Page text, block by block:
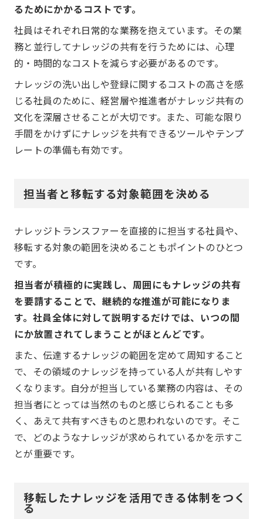
るためにかかるコストです。
社員はそれぞれ日常的な業務を抱えています。その業
務と並行してナレッジの共有を行うためには、心理
的・時間的なコストを減らす必要があるのです。
ナレッジの洗い出しや登録に関するコストの高さを感
じる社員のために、経営層や推進者がナレッジ共有の
文化を深層させることが大切です。また、可能な限り
手間をかけずにナレッジを共有できるツールやテンプ
レートの準備も有効です。
担当者と移転する対象範囲を決める
ナレッジトランスファーを直接的に担当する社員や、
移転する対象の範囲を決めることもポイントのひとつ
です。
担当者が積極的に実践し、周囲にもナレッジの共有
を要請することで、継続的な推進が可能になりま
す。社員全体に対して説明するだけでは、いつの間
にか放置されてしまうことがほとんどです。
また、伝達するナレッジの範囲を定めて周知すること
で、その領域のナレッジを持っている人が共有しやす
くなります。自分が担当している業務の内容は、その
担当者にとっては当然のものと感じられることも多
く、あえて共有すべきものと思われないのです。そこ
で、どのようなナレッジが求められているかを示すこ
とが重要です。
移転したナレッジを活用できる体制をつく
る